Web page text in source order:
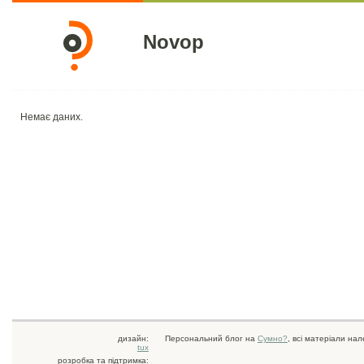
Novop
Немає даних.
дизайн:
tux
розробка та підтримка:
Персональний блог на Сумно? , всі матеріали